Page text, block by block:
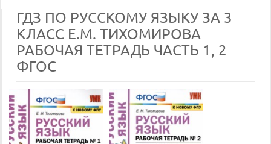
ГДЗ ПО РУССКОМУ ЯЗЫКУ ЗА 3
КЛАСС Е.М. ТИХОМИРОВА
РАБОЧАЯ ТЕТРАДЬ ЧАСТЬ 1, 2
ФГОС